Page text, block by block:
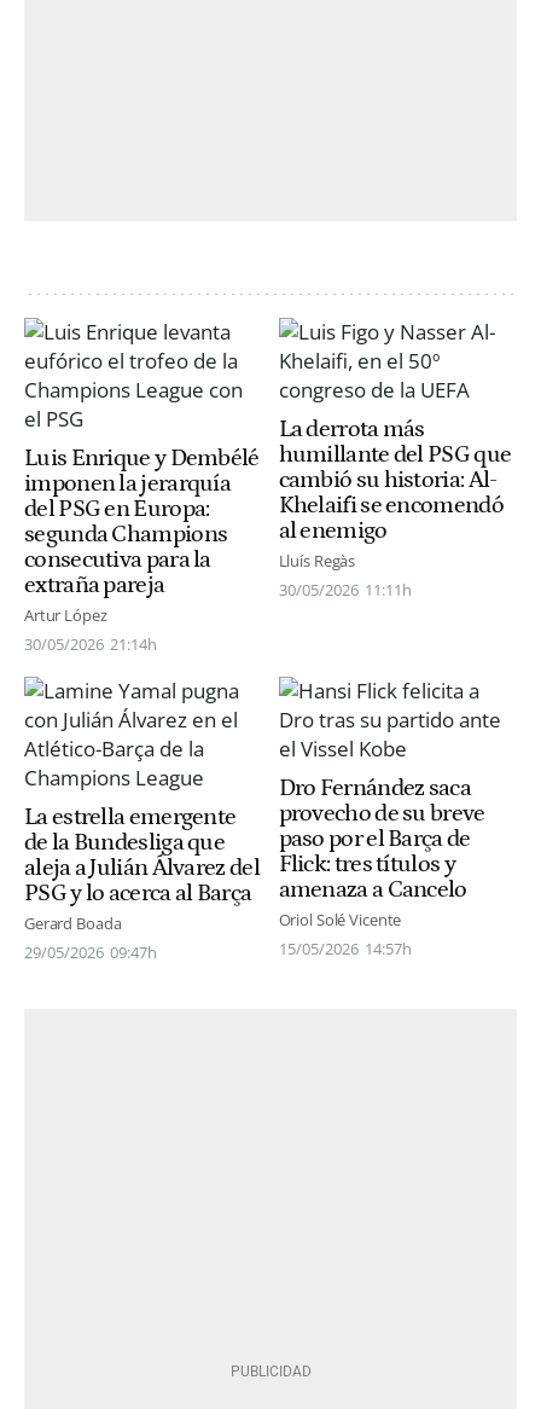
Luis Enrique y Dembélé
imponen la jerarquía
del PSG en Europa:
segunda Champions
consecutiva para la
extraña pareja
Artur López
30/05/2026 21:14h
La derrota más
humillante del PSG que
cambió su historia: Al-
Khelaifi se encomendó
al enemigo
Lluís Regàs
30/05/2026 11:11h
La estrella emergente
de la Bundesliga que
aleja a Julián Álvarez del
PSG y lo acerca al Barça
Gerard Boada
29/05/2026 09:47h
Dro Fernández saca
provecho de su breve
paso por el Barça de
Flick: tres títulos y
amenaza a Cancelo
Oriol Solé Vicente
15/05/2026 14:57h